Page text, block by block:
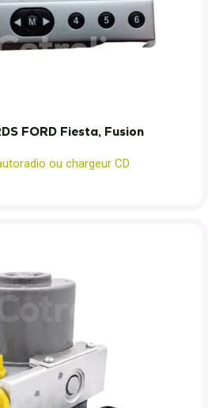
FORD Fiesta, Fusion
ou chargeur CD